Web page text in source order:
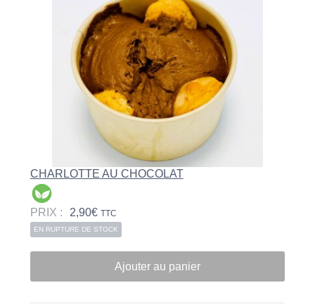
CHARLOTTE AU CHOCOLAT
PRIX : 2,90€ TTC
EN RUPTURE DE STOCK
Ajouter au panier